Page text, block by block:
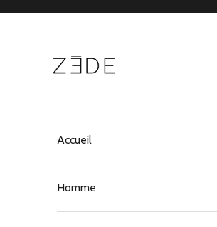
Accueil
Homme